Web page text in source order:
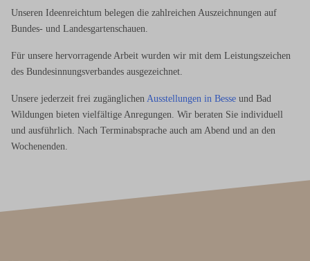
Unseren Ideenreichtum belegen die zahlreichen Auszeichnungen auf
Bundes- und Landesgartenschauen.
Für unsere hervorragende Arbeit wurden wir mit dem Leistungszeichen
des Bundesinnungsverbandes ausgezeichnet.
Unsere jederzeit frei zugänglichenAusstellungen in Besse und Bad
Wildungen bieten vielfältige Anregungen. Wir beraten Sie individuell
und ausführlich. Nach Terminabsprache auch am Abend und an den
Wochenenden.